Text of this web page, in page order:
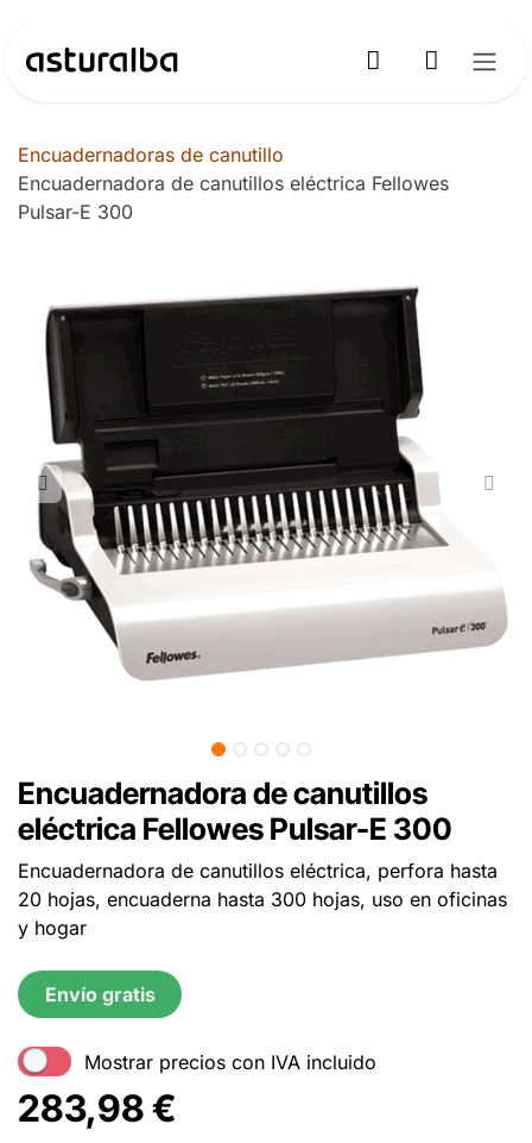
Encuadernadoras de canutillo
Encuadernadora de canutillos eléctrica Fellowes
Pulsar-E 300
Encuadernadora de canutillos
eléctrica Fellowes Pulsar-E 300
Encuadernadora de canutillos eléctrica, perfora hasta
20 hojas, encuaderna hasta 300 hojas, uso en oficinas
y hogar
Envío gratis
Mostrar precios con IVA incluido
283,98€